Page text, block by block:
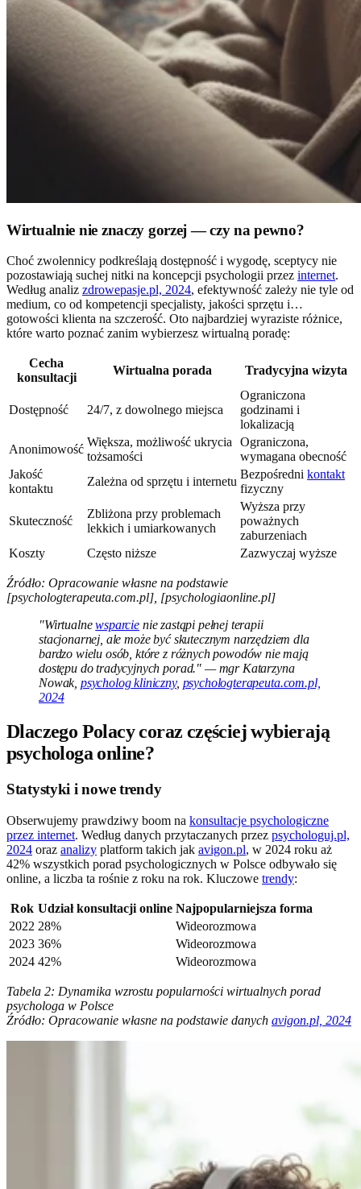
Wirtualnie nie znaczy gorzej — czy na pewno?
Choć zwolennicy podkreślają dostępność i wygodę, sceptycy nie
pozostawiają suchej nitki na koncepcji psychologii przez internet.
Według analiz zdrowepasje.pl, 2024, efektywność zależy nie tyle od
medium, co od kompetencji specjalisty, jakości sprzętu i…
gotowości klienta na szczerość. Oto najbardziej wyraziste różnice,
które warto poznać zanim wybierzesz wirtualną poradę:
Cecha
konsultacji
Wirtualna porada Tradycyjna wizyta
Dostępność 24/7, z dowolnego miejsca
Ograniczona
godzinami i
lokalizacją
Anonimowość
Większa, możliwość ukrycia
tożsamości
Ograniczona,
wymagana obecność
Jakość
kontaktu
Zależna od sprzętu i internetu
Bezpośredni kontakt
fizyczny
Skuteczność
Zbliżona przy problemach
lekkich i umiarkowanych
Wyższa przy
poważnych
zaburzeniach
Koszty
Często niższe Zazwyczaj wyższe
Źródło: Opracowanie własne na podstawie
[psychologterapeuta.com.pl], [psychologiaonline.pl]
"Wirtualnewsparcienie zastąpi pełnej terapii
stacjonarnej, ale może być skutecznym narzędziem dla
bardzo wielu osób, które z różnych powodów nie mają
dostępu do tradycyjnych porad." — mgr Katarzyna
Nowak, psycholog kliniczny, psychologterapeuta.com.pl,
2024
Dlaczego Polacy coraz częściej wybierają
psychologa online?
Statystyki i nowe trendy
Obserwujemy prawdziwy boom na konsultacje psychologiczne
przez internet. Według danych przytaczanych przez psychologuj.pl,
2024 oraz analizy platform takich jak avigon.pl, w 2024 roku aż
42% wszystkich porad psychologicznych w Polsce odbywało się
online, a liczba ta rośnie z roku na rok. Kluczowe trendy:
Rok Udział konsultacji online Najpopularniejsza forma
2022 28%
Wideorozmowa
2023 36%
Wideorozmowa
2024 42% Wideorozmowa
Tabela 2: Dynamika wzrostu popularności wirtualnych porad
psychologa w Polsce
Źródło: Opracowanie własne na podstawie danych avigon.pl, 2024